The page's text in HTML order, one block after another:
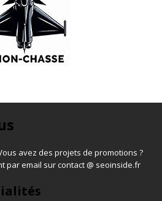
avez des projets de promotions ?
par email sur contact @ seoinside.fr